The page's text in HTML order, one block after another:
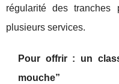
régularité des tranches
plusieurs services.
Pour offrir : un
mouche”